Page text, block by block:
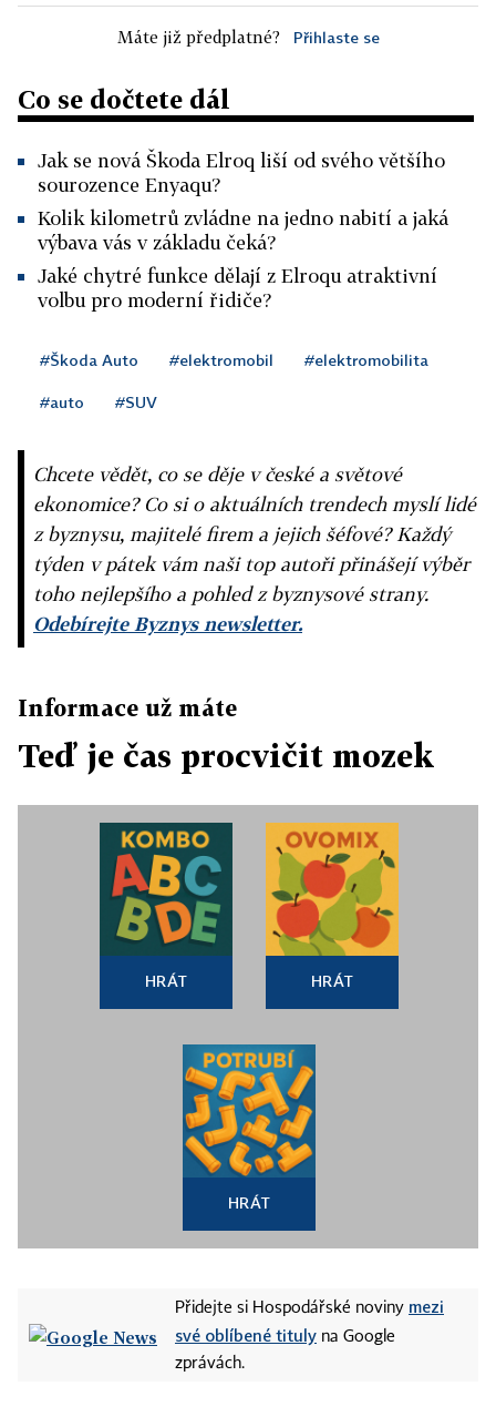
Máte již předplatné? Přihlaste se
Co se dočtete dál
Jak se nová Škoda Elroq liší od svého většího
sourozence Enyaqu?
Kolik kilometrů zvládne na jedno nabití a jaká
výbava vás v základu čeká?
Jaké chytré funkce dělají z Elroqu atraktivní
volbu pro moderní řidiče?
#Škoda Auto #elektromobil #elektromobilita
#auto #SUV
Chcete vědět, co se děje v české a světové
ekonomice? Co si o aktuálních trendech myslí lidé
z byznysu, majitelé firem a jejich šéfové? Každý
týden v pátek vám naši top autoři přinášejí výběr
toho nejlepšího a pohled z byznysové strany.
Odebírejte Byznys newsletter.
Informace už máte
Teď je čas procvičit mozek
HRÁT HRÁT
HRÁT
Přidejte si Hospodářské noviny mezi
své oblíbené tituly na Google
zprávách.